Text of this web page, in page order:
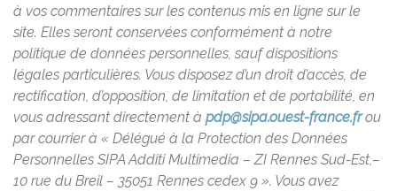
à vos commentaires sur les contenus mis en ligne sur le
site. Elles seront conservées conformément à notre
politique de données personnelles, sauf dispositions
légales particulières. Vous disposez d’un droit d’accès, de
rectification, d’opposition, de limitation et de portabilité, en
vous adressant directement à pdp@sipa.ouest-france.frou
par courrier à « Délégué à la Protection des Données
Personnelles SIPA Additi Multimedia – ZI Rennes Sud-Est,–
10 rue du Breil – 35051 Rennes cedex 9 ». Vous avez